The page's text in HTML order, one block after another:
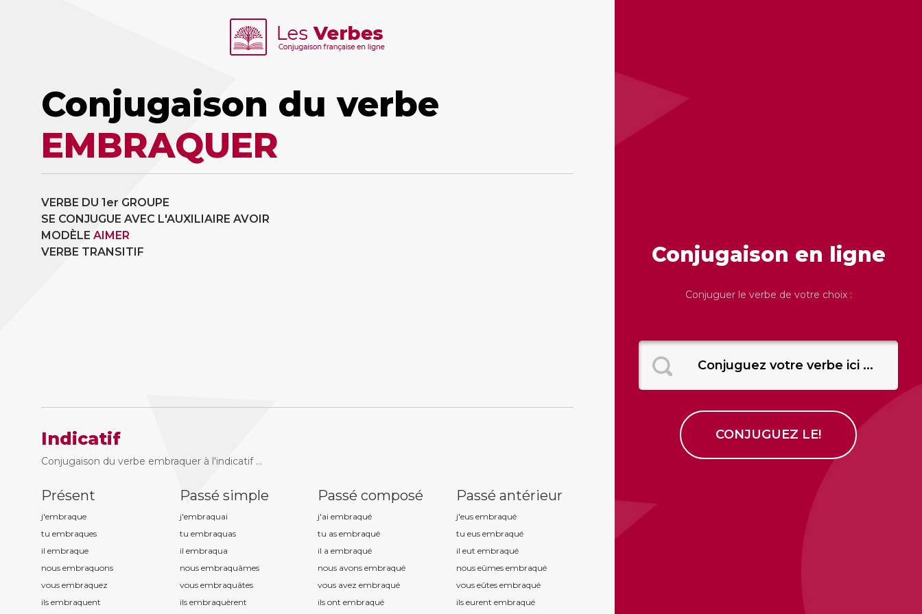
Conjugaison du verbe
EMBRAQUER
VERBE DU 1er GROUPE
SE CONJUGUE AVEC L'AUXILIAIRE AVOIR
MODÈLE AIMER
VERBE TRANSITIF
Indicatif
Conjugaison du verbe embraquer à l'indicatif ...
Présent
j'embraque
tu embraques
il embraque
nous embraquons
vous embraquez
ils embraquent
Passé simple
j'embraquai
tu embraquas
il embraqua
nous embraquâmes
vous embraquâtes
ils embraquèrent
Passé composé
j'ai embraqué
tu as embraqué
il a embraqué
nous avons embraqué
vous avez embraqué
ils ont embraqué
Passé antérieur
j'eus embraqué
tu eus embraqué
il eut embraqué
nous eûmes embraqué
vous eûtes embraqué
ils eurent embraqué
Conjugaison en ligne
Conjuguer le verbe de votre choix :